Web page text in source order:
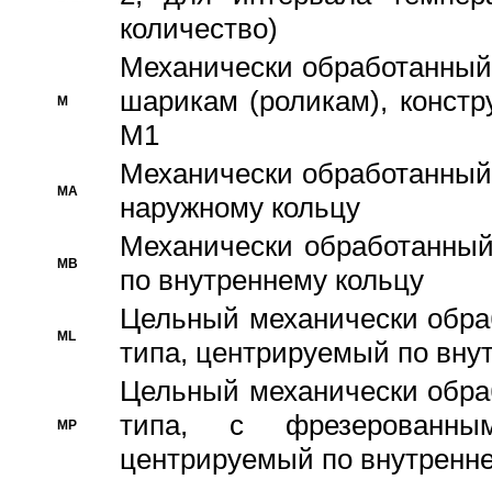
количество)
M
Механически
шарикам (роликам),
M1
MA
Механически
наружному кольцу
MB
Механически
по внутреннему кольцу
ML
Цельный механически
типа, центрируемый по
MP
Цельный механически
типа, с
центрируемый по